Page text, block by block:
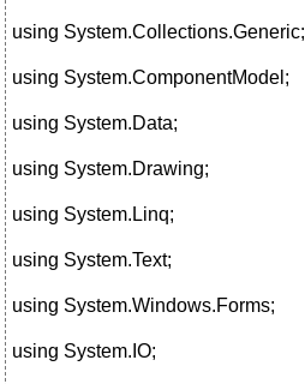
using System.Collections.Generic;
using System.ComponentModel;
using System.Data;
using System.Drawing;
using System.Linq;
using System.Text;
using System.Windows.Forms;
using System.IO;